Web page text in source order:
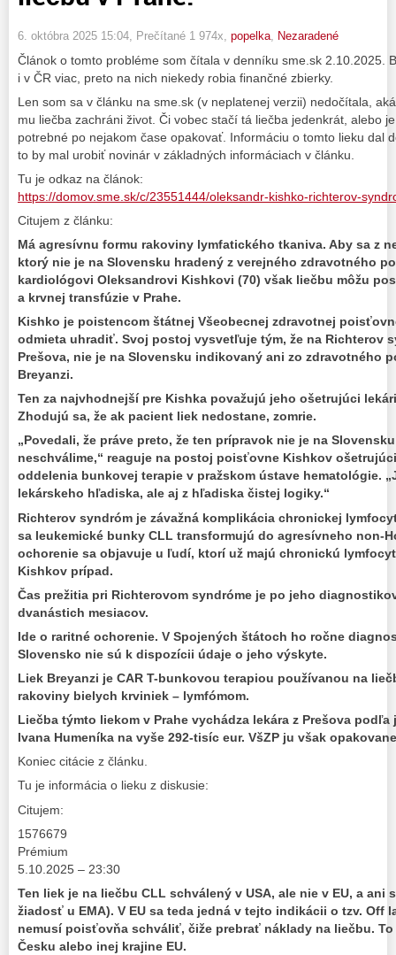
6. októbra 2025 15:04 , Prečítané 1 974x, popelka Nezaradené
Článok o tomto probléme som čítala v denníku sme.sk 2.10.2025.
i v ČR viac, preto na nich niekedy robia finančné zbierky.
Len som sa v článku na sme.sk (v neplatenej verzii) nedočítala,
mu liečba zachráni život. Či vobec stačí tá liečba jedenkrát, alebo
potrebné po nejakom čase opakovať. Informáciu o tomto lieku dal
to by mal urobiť novinár v základných informáciach v článku.
Tu je odkaz na článok:
https://domov.sme.sk/c/23551444/oleksandr-kishko-richterov-
Citujem z článku:
Má agresívnu formu rakoviny lymfatického tkaniva. Aby sa z
ktorý nie je na Slovensku hradený z verejného zdravotného
kardiológovi Oleksandrovi Kishkovi (70) však liečbu môžu
a krvnej transfúzie v Prahe.
Kishko je poistencom štátnej Všeobecnej zdravotnej
odmieta uhradiť. Svoj postoj vysvetľuje tým, že na Richterov
Prešova, nie je na Slovensku indikovaný ani zo zdravotného
Breyanzi.
Ten za najvhodnejší pre Kishka považujú jeho ošetrujúci
Zhodujú sa, že ak pacient liek nedostane, zomrie.
„Povedali, že práve preto, že ten prípravok nie je na
neschválime,“ reaguje na postoj poisťovne Kishkov
oddelenia bunkovej terapie v pražskom ústave hematológie.
lekárskeho hľadiska, ale aj z hľadiska čistej logiky.“
Richterov syndróm je závažná komplikácia chronickej
sa leukemické bunky CLL transformujú do agresívneho non-
ochorenie sa objavuje u ľudí, ktorí už majú chronickú
Kishkov prípad.
Čas prežitia pri Richterovom syndróme je po jeho
dvanástich mesiacov.
Ide o raritné ochorenie. V Spojených štátoch ho ročne
Slovensko nie sú k dispozícii údaje o jeho výskyte.
Liek Breyanzi je CAR T-bunkovou terapiou používanou na
rakoviny bielych krviniek – lymfómom.
Liečba týmto liekom v Prahe vychádza lekára z Prešova
Ivana Humeníka na vyše 292-tisíc eur. VšZP ju však
Koniec citácie z článku.
Tu je informácia o lieku z diskusie:
Citujem:
1576679
Prémium
5.10.2025 – 23:30
Ten liek je na liečbu CLL schválený v USA, ale nie v EU, a ani
žiadosť u EMA). V EU sa teda jedná v tejto indikácii o tzv. Off
nemusí poisťovňa schváliť, čiže prebrať náklady na liečbu.
Česku alebo inej krajine EU.